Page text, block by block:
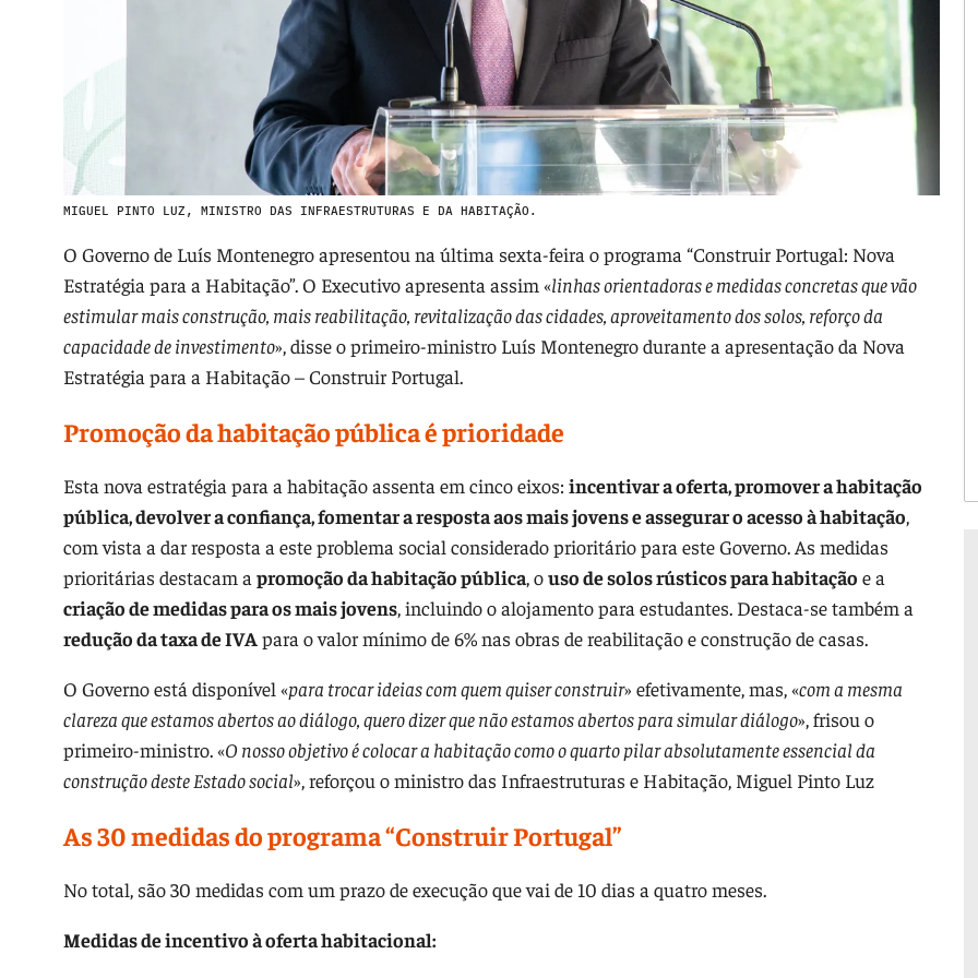
MIGUEL PINTO LUZ, MINISTRO DAS INFRAESTRUTURAS E DA HABITAÇÃO.
O Governo de Luís Montenegro apresentou na última sexta-feira o programa “Construir Portugal: Nova
Estratégia para a Habitação”. O Executivo apresenta assim «linhas orientadoras e medidas concretas que vão
estimular mais construção, mais reabilitação, revitalização das cidades, aproveitamento dos solos, reforço da
capacidade de investimento», disse o primeiro-ministro Luís Montenegro durante a apresentação da Nova
Estratégia para a Habitação – Construir Portugal.
Promoção da habitação pública é prioridade
Esta nova estratégia para a habitação assenta em cinco eixos:incentivar a oferta, promover a habitação
pública, devolver a confiança, fomentar a resposta aos mais jovens e assegurar o acesso à habitação
com vista a dar resposta a este problema social considerado prioritário para este Governo. As medidas
prioritárias destacam apromoção da habitação pública , ouso de solos rústicos para habitação e a
criação de medidas para os mais jovens , incluindo o alojamento para estudantes. Destaca-se também a
redução da taxa de IVA para o valor mínimo de 6% nas obras de reabilitação e construção de casas.
O Governo está disponível «para trocar ideias com quem quiser construir» efetivamente, mas, «com a mesma
clareza que estamos abertos ao diálogo, quero dizer que não estamos abertos para simular diálogo», frisou o
primeiro-ministro. «O nosso objetivo é colocar a habitação como o quarto pilar absolutamente essencial da
construção deste Estado social», reforçou o ministro das Infraestruturas e Habitação, Miguel Pinto Luz
As 30 medidas do programa “Construir Portugal”
No total, são 30 medidas com um prazo de execução que vai de 10 dias a quatro meses.
Medidas de incentivo à oferta habitacional: